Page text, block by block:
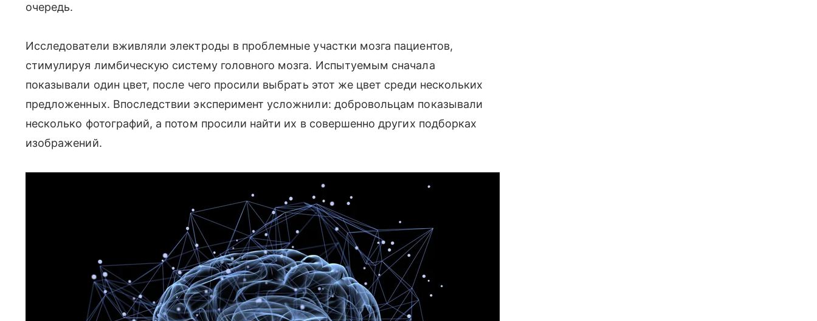
очередь.
Исследователи вживляли электроды в проблемные участки мозга пациентов,
стимулируя лимбическую систему головного мозга. Испытуемым сначала
показывали один цвет, после чего просили выбрать этот же цвет среди нескольких
предложенных. Впоследствии эксперимент усложнили: добровольцам показывали
несколько фотографий, а потом просили найти их в совершенно других подборках
изображений.